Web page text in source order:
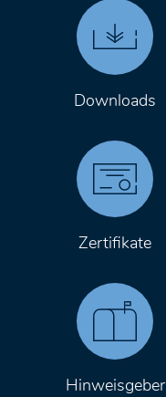
Downloads
Zertifikate
Hinweisgeber